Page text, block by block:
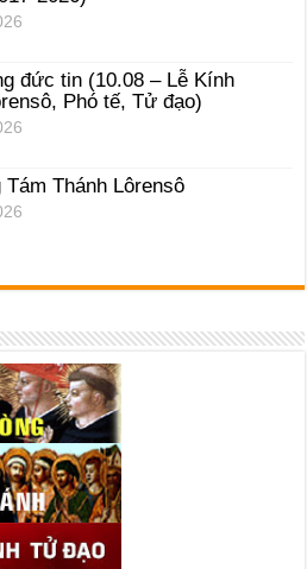
đức tin (10.08 – Lễ Kính
Phó tế, Tử đạo)
Tám Thánh Lôrensô